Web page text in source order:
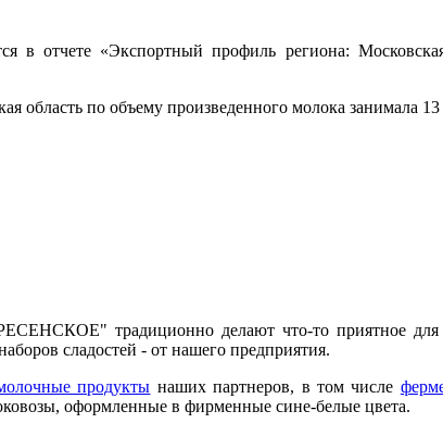
отчете «Экспортный профиль региона:
область по объему произведенного молока занимала
традиционно делают что-то приятное для
сладостей - от нашего предприятия.
продукты наших партнеров, в том числе
оформленные в фирменные сине-белые цвета.